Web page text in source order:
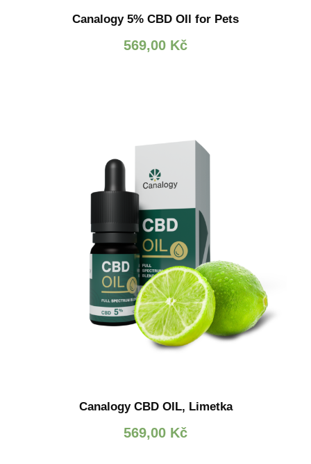
Canalogy 5% CBD OIl for Pets
569,00 Kč
Canalogy CBD OIL, Limetka
569,00 Kč